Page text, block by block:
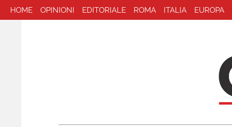
HOME OPINIONI EDITORIALE ROMA ITALIA EUROPA